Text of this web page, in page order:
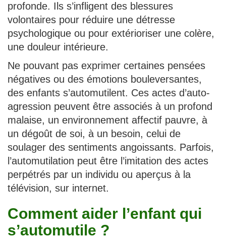
profonde. Ils s’infligent des blessures
volontaires pour réduire une détresse
psychologique ou pour extérioriser une colère,
une douleur intérieure.
Ne pouvant pas exprimer certaines pensées
négatives ou des émotions bouleversantes,
des enfants s’automutilent. Ces actes d’auto-
agression peuvent être associés à un profond
malaise, un environnement affectif pauvre, à
un dégoût de soi, à un besoin, celui de
soulager des sentiments angoissants. Parfois,
l’automutilation peut être l’imitation des actes
perpétrés par un individu ou aperçus à la
télévision, sur internet.
Comment aider l’enfant qui
s’automutile ?